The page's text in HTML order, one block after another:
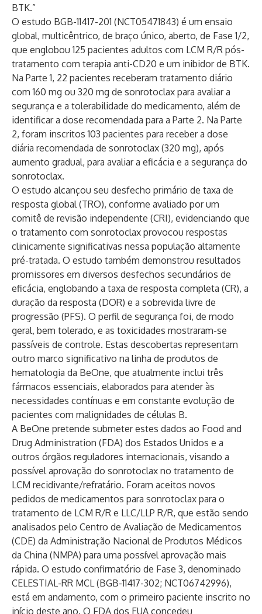
BTK.”
O estudo BGB-11417-201 (NCT05471843) é um ensaio
global, multicêntrico, de braço único, aberto, de Fase 1/2,
que englobou 125 pacientes adultos com LCM R/R pós-
tratamento com terapia anti-CD20 e um inibidor de BTK.
Na Parte 1, 22 pacientes receberam tratamento diário
com 160 mg ou 320 mg de sonrotoclax para avaliar a
segurança e a tolerabilidade do medicamento, além de
identificar a dose recomendada para a Parte 2. Na Parte
2, foram inscritos 103 pacientes para receber a dose
diária recomendada de sonrotoclax (320 mg), após
aumento gradual, para avaliar a eficácia e a segurança do
sonrotoclax.
O estudo alcançou seu desfecho primário de taxa de
resposta global (TRO), conforme avaliado por um
comitê de revisão independente (CRI), evidenciando que
o tratamento com sonrotoclax provocou respostas
clinicamente significativas nessa população altamente
pré-tratada. O estudo também demonstrou resultados
promissores em diversos desfechos secundários de
eficácia, englobando a taxa de resposta completa (CR), a
duração da resposta (DOR) e a sobrevida livre de
progressão (PFS). O perfil de segurança foi, de modo
geral, bem tolerado, e as toxicidades mostraram-se
passíveis de controle. Estas descobertas representam
outro marco significativo na linha de produtos de
hematologia da BeOne, que atualmente inclui três
fármacos essenciais, elaborados para atender às
necessidades contínuas e em constante evolução de
pacientes com malignidades de células B.
A BeOne pretende submeter estes dados ao Food and
Drug Administration (FDA) dos Estados Unidos e a
outros órgãos reguladores internacionais, visando a
possível aprovação do sonrotoclax no tratamento de
LCM recidivante/refratário. Foram aceitos novos
pedidos de medicamentos para sonrotoclax para o
tratamento de LCM R/R e LLC/LLP R/R, que estão sendo
analisados pelo Centro de Avaliação de Medicamentos
(CDE) da Administração Nacional de Produtos Médicos
da China (NMPA) para uma possível aprovação mais
rápida. O estudo confirmatório de Fase 3, denominado
CELESTIAL-RR MCL (BGB-11417-302; NCT06742996),
está em andamento, com o primeiro paciente inscrito no
início deste ano. O FDA dos EUA concedeu